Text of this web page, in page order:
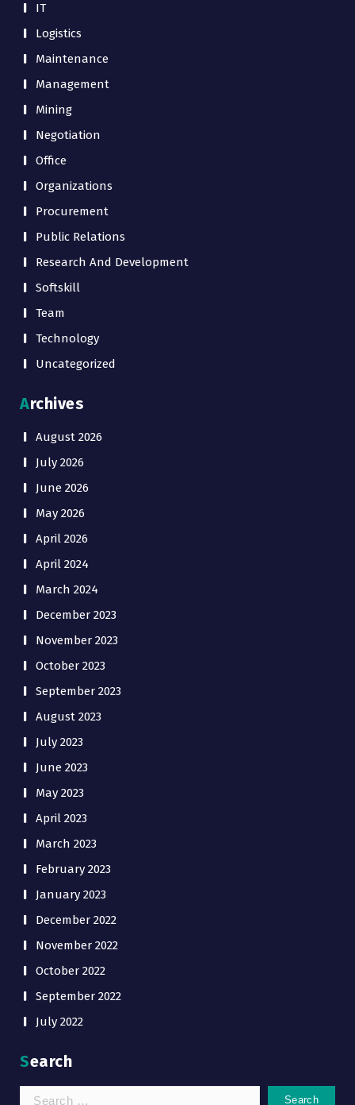
IT
Logistics
Maintenance
Management
Mining
Negotiation
Office
Organizations
Procurement
Public Relations
Research And Development
Softskill
Team
Technology
Uncategorized
Archives
August 2026
July 2026
June 2026
May 2026
April 2026
April 2024
March 2024
December 2023
November 2023
October 2023
September 2023
August 2023
July 2023
June 2023
May 2023
April 2023
March 2023
February 2023
January 2023
December 2022
November 2022
October 2022
September 2022
July 2022
Search
Search